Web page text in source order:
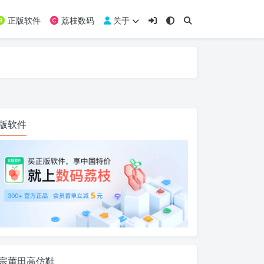
正版软件 荔枝数码 关于
软件
莆田高仿鞋